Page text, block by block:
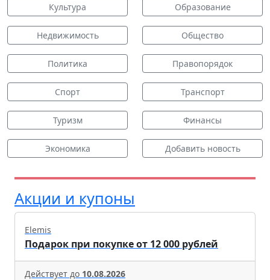
Культура Образование
Недвижимость Общество
Политика Правопорядок
Спорт Транспорт
Туризм Финансы
Экономика Добавить новость
Акции и купоны
Elemis
Подарок при покупке от 12 000 рублей
Действует до 10.08.2026